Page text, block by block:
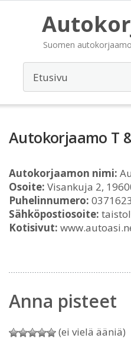
Suomen
Autokorjaamo T
Autokorjaamon nimi:
Osoite: Visankuja 2,
Puhelinnumero:
Sähköpostiosoite:
Kotisivut:
Anna pisteet
(ei vielä ääniä)